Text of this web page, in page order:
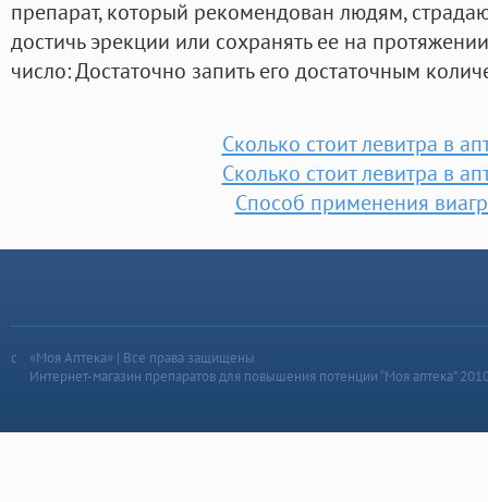
препарат, который рекомендован людям,
достичь эрекции или сохранять ее на
число: Достаточно запить его достаточным
Сколько стоит левитра в
Сколько стоит левитра в
Способ применения
«Моя Аптека» | Все права защищены
Интернет-магазин препаратов для повышения потенции “Моя аптека”